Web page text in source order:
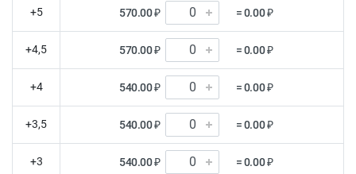
+5 570.00 ₽ = 0.00 ₽
+4,5 570.00 ₽ = 0.00 ₽
+4 540.00 ₽ = 0.00 ₽
+3,5 540.00 ₽ = 0.00 ₽
+3 540.00 ₽ = 0.00 ₽